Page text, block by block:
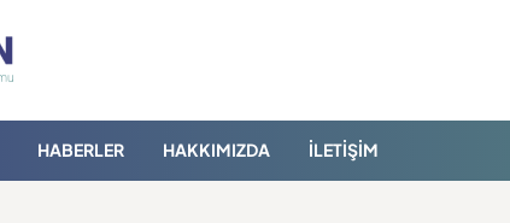
HABERLER HAKKIMIZDA İLETIŞIM